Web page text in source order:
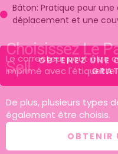
Bâton: Pratique pour
déplacement et une
OBTENEZ UNE
Choisissez Le
Sell